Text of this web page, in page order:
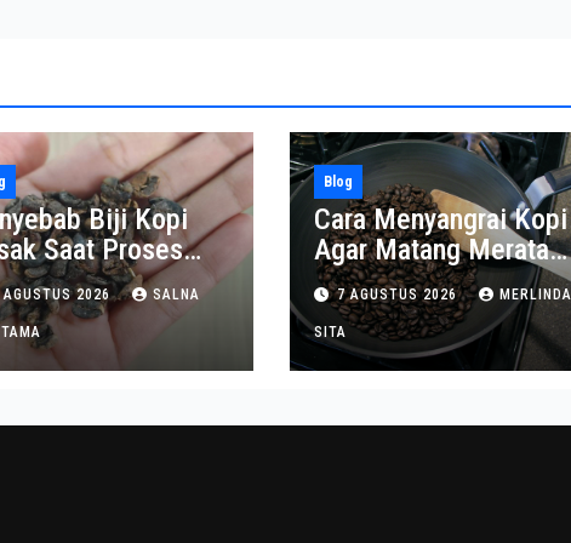
Biji Kopi
Saat Proses
AGUSTUS 2026 SALNA
Blog
Cara Menyangrai Kopi
Agar Matang Merata
dan Tahan Lama
7 AGUSTUS 2026 MERLINDA
SITA